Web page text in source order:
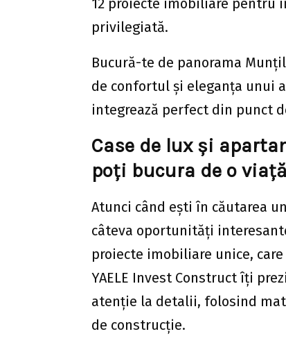
12 proiecte imobiliare pentru
privilegiată.
Bucură-te de panorama
de confortul și eleganța unui
integrează perfect din punct
Case de lux și
poți bucura de o
Atunci când ești în căutarea
câteva oportunități
proiecte imobiliare unice,
YAELE Invest Construct îți
atenție la detalii, folosind
de construcție.